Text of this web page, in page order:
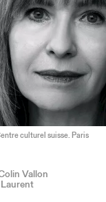
culturel suisse. Paris
Vallon